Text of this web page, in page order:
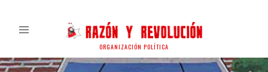
ORGANIZACIÓN POLÍTICA